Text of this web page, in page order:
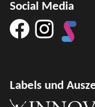
Social Media
Labels und